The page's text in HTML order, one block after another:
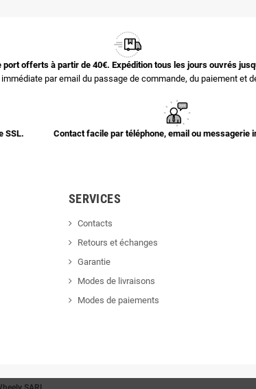
port offerts à partir de 40€. Expédition tous les jours ouvrés
par email du passage de commande, du paiement et
SSL. Contact facile par téléphone, email ou messagerie
SERVICES
Contacts
Retours et échanges
Garantie
Modes de livraisons
Modes de paiements